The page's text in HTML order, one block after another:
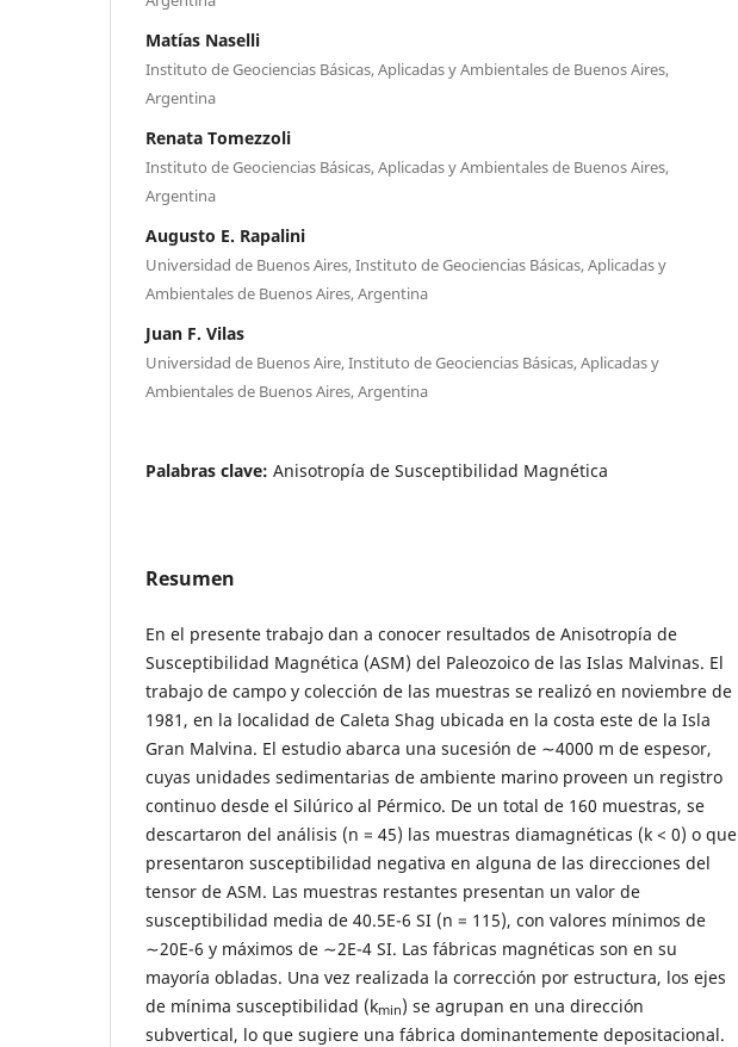
Matías Naselli
Instituto de Geociencias Básicas, Aplicadas y Ambientales de Buenos Aires,
Argentina
Renata Tomezzoli
Instituto de Geociencias Básicas, Aplicadas y Ambientales de Buenos Aires,
Argentina
Augusto E. Rapalini
Universidad de Buenos Aires, Instituto de Geociencias Básicas, Aplicadas y
Ambientales de Buenos Aires, Argentina
Juan F. Vilas
Universidad de Buenos Aire, Instituto de Geociencias Básicas, Aplicadas y
Ambientales de Buenos Aires, Argentina
Palabras clave: Anisotropía de Susceptibilidad Magnética
Resumen
En el presente trabajo dan a conocer resultados de Anisotropı́a de
Susceptibilidad Magnética (ASM) del Paleozoico de las Islas Malvinas. El
trabajo de campo y colección de las muestras se realizó en noviembre de
1981, en la localidad de Caleta Shag ubicada en la costa este de la Isla
Gran Malvina. El estudio abarca una sucesión de ∼4000 m de espesor,
cuyas unidades sedimentarias de ambiente marino proveen un registro
continuo desde el Silúrico al Pérmico. De un total de 160 muestras, se
descartaron del análisis (n = 45) las muestras diamagnéticas (k < 0) o que
presentaron susceptibilidad negativa en alguna de las direcciones del
tensor de ASM. Las muestras restantes presentan un valor de
susceptibilidad media de 40.5E-6 SI (n = 115), con valores mı́nimos de
∼20E-6 y máximos de ∼2E-4 SI. Las fábricas magnéticas son en su
mayorı́a obladas. Una vez realizada la corrección por estructura, los ejes
de mı́nima susceptibilidad (kmin) se agrupan en una dirección
subvertical, lo que sugiere una fábrica dominantemente depositacional.